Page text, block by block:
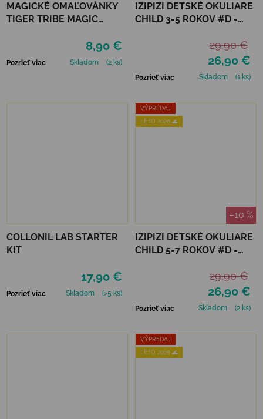
MAGICKÉ OMAĽOVÁNKY
TIGER TRIBE MAGIC
8,90 €
Pozrieť viac Skladom (2 ks)
IZIPIZI DETSKÉ OKULIARE
CHILD 3-5 ROKOV #D -
26,90 €
29,90 €
Pozrieť viac Skladom (1 ks)
COLLONIL LAB STARTER
KIT
17,90 €
Pozrieť viac Skladom (>5 ks)
VÝPREDAJ
LETO 2026 🌊
–10 %
IZIPIZI DETSKÉ OKULIARE
CHILD 5-7 ROKOV #D -
26,90 €
29,90 €
Pozrieť viac Skladom (2 ks)
VÝPREDAJ
LETO 2026 🌊